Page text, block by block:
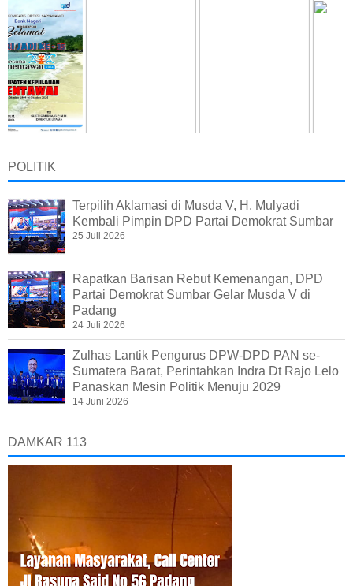
POLITIK
Terpilih Aklamasi di Musda V, H. Mulyadi
Kembali Pimpin DPD Partai Demokrat Sumbar
25 Juli 2026
Rapatkan Barisan Rebut Kemenangan, DPD
Partai Demokrat Sumbar Gelar Musda V di
Padang
24 Juli 2026
Zulhas Lantik Pengurus DPW-DPD PAN se-
Sumatera Barat, Perintahkan Indra Dt Rajo Lelo
Panaskan Mesin Politik Menuju 2029
14 Juni 2026
DAMKAR 113